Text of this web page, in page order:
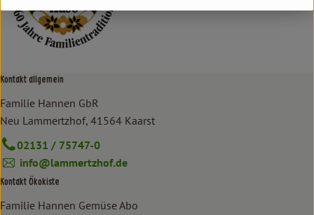
Kontakt allgemein
Familie Hannen GbR
Neu Lammertzhof, 41564 Kaarst
02131 / 75747-0
info@lammertzhof.de
Kontakt Ökokiste
Familie Hannen Gemüse Abo